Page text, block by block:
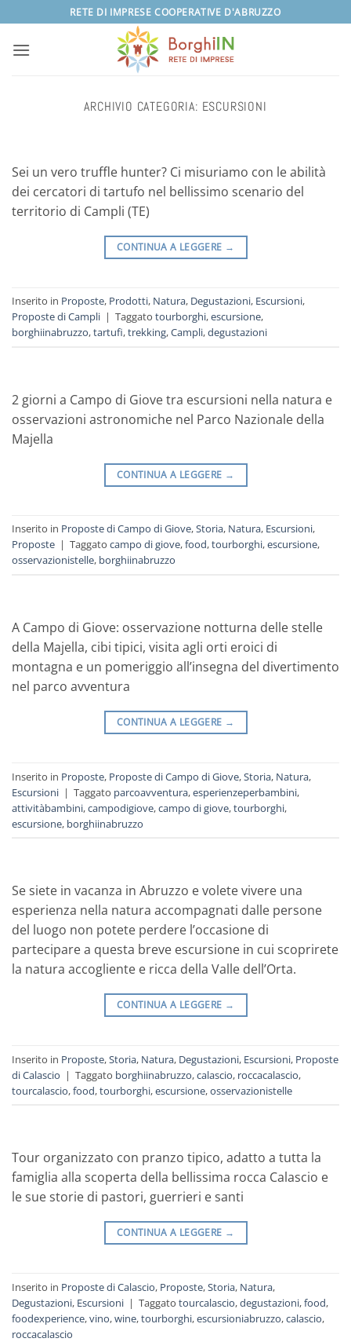
ai
contenuti
RETE DI IMPRESE COOPERATIVE D'ABRUZZO
ARCHIVIO CATEGORIA: ESCURSIONI
Sei un vero truffle hunter? Ci misuriamo con le abilità
dei cercatori di tartufo nel bellissimo scenario del
territorio di Campli (TE)
CONTINUA A LEGGERE →
Inserito in Proposte, Prodotti, Natura, Degustazioni, Escursioni,
Proposte di Campli | Taggato tourborghi,escursione,
borghiinabruzzo,tartufi,trekking,Campli,degustazioni
2 giorni a Campo di Giove tra escursioni nella natura e
osservazioni astronomiche nel Parco Nazionale della
Majella
CONTINUA A LEGGERE →
Inserito in Proposte di Campo di Giove,Storia, Natura, Escursioni,
Proposte | Taggato campo di giove,food,tourborghi,escursione,
osservazionistelle, borghiinabruzzo
A Campo di Giove: osservazione notturna delle stelle
della Majella, cibi tipici, visita agli orti eroici di
montagna e un pomeriggio all’insegna del divertimento
nel parco avventura
CONTINUA A LEGGERE →
Inserito in Proposte, Proposte di Campo di Giove,Storia, Natura,
Escursioni | Taggato parcoavventura,esperienzeperbambini,
attivitàbambini,campodigiove,campo di giove,tourborghi,
escursione, borghiinabruzzo
Se siete in vacanza in Abruzzo e volete vivere una
esperienza nella natura accompagnati dalle persone
del luogo non potete perdere l’occasione di
partecipare a questa breve escursione in cui scoprirete
la natura accogliente e ricca della Valle dell’Orta.
CONTINUA A LEGGERE →
Inserito in Proposte,Storia, Natura, Degustazioni, Escursioni, Proposte
di Calascio | Taggato borghiinabruzzo,calascio, roccacalascio,
tourcalascio,food,tourborghi,escursione,osservazionistelle
Tour organizzato con pranzo tipico, adatto a tutta la
famiglia alla scoperta della bellissima rocca Calascio e
le sue storie di pastori, guerrieri e santi
CONTINUA A LEGGERE →
Inserito in Proposte di Calascio, Proposte,Storia, Natura,
Degustazioni, Escursioni | Taggato tourcalascio,degustazioni,food,
foodexperience,vino,wine,tourborghi,escursioniabruzzo,calascio,
roccacalascio